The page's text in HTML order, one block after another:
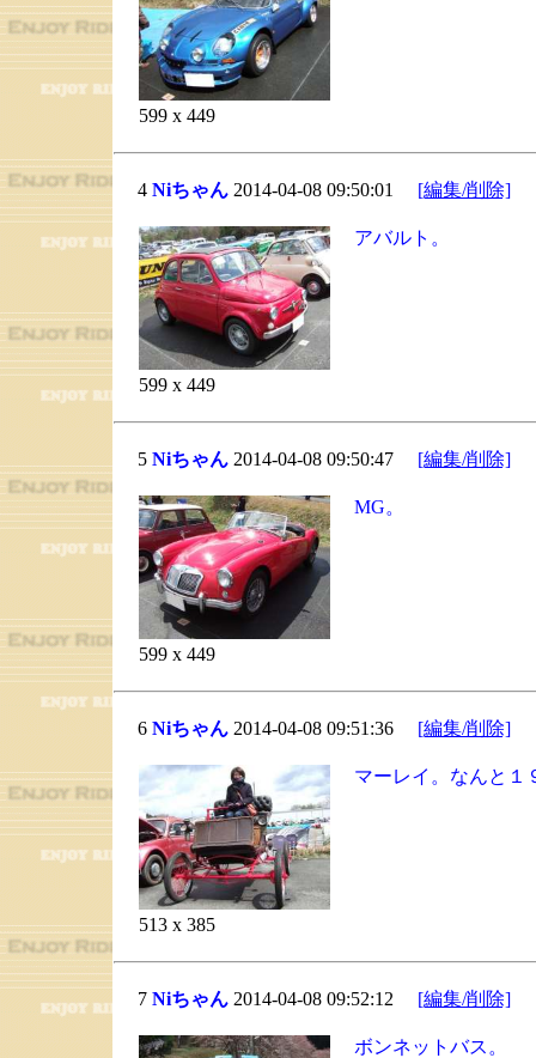
599 x 449
4 Niちゃん2014-04-08 09:50:01 [編集/削除]
599 x 449
アバルト。
5 Niちゃん2014-04-08 09:50:47 [編集/削除]
599 x 449
MG。
6 Niちゃん2014-04-08 09:51:36 [編集/削除]
513 x 385
マーレイ。なんと１
7 Niちゃん2014-04-08 09:52:12 [編集/削除]
ボンネットバス。